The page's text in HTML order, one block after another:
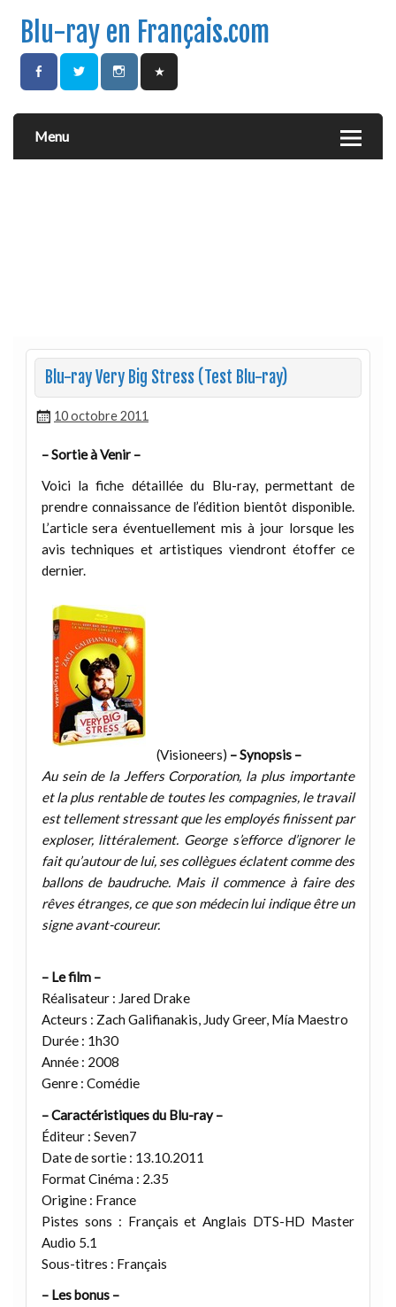
Blu-ray en Français.com
Menu
Blu-ray Very Big Stress (Test Blu-ray)
10 octobre 2011
– Sortie à Venir –
Voici la fiche détaillée du Blu-ray, permettant de
prendre connaissance de l’édition bientôt disponible.
L’article sera éventuellement mis à jour lorsque les
avis techniques et artistiques viendront étoffer ce
dernier.
(Visioneers) – Synopsis –
Au sein de la Jeffers Corporation, la plus importante
et la plus rentable de toutes les compagnies, le travail
est tellement stressant que les employés finissent par
exploser, littéralement. George s’efforce d’ignorer le
fait qu’autour de lui, ses collègues éclatent comme des
ballons de baudruche. Mais il commence à faire des
rêves étranges, ce que son médecin lui indique être un
signe avant-coureur.
– Le film –
Réalisateur : Jared Drake
Acteurs : Zach Galifianakis, Judy Greer, Mía Maestro
Durée : 1h30
Année : 2008
Genre : Comédie
– Caractéristiques du Blu-ray –
Éditeur : Seven7
Date de sortie : 13.10.2011
Format Cinéma : 2.35
Origine : France
Pistes sons : Français et Anglais DTS-HD Master
Audio 5.1
Sous-titres : Français
– Les bonus –